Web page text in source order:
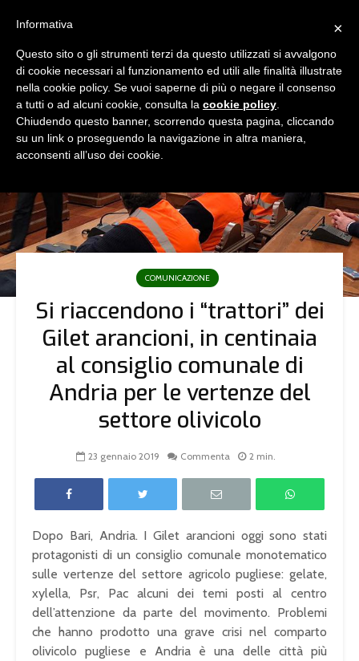
COMUNICAZIONE
Si riaccendono i “trattori” dei
Gilet arancioni, in centinaia
al consiglio comunale di
Andria per le vertenze del
settore olivicolo
23 gennaio 2019 Commenta 2 min.
Dopo Bari, Andria. I Gilet arancioni oggi sono stati
protagonisti di un consiglio comunale monotematico
sulle vertenze del settore agricolo pugliese: gelate,
xylella, Psr, Pac alcuni dei temi posti al centro
dell’attenzione da parte del movimento. Problemi
che hanno prodotto una grave crisi nel comparto
olivicolo pugliese e Andria è una delle città più
×
Informativa
Questo sito o gli strumenti terzi da questo utilizzati si avvalgono
di cookie necessari al funzionamento ed utili alle finalità illustrate
nella cookie policy. Se vuoi saperne di più o negare il consenso
a tutti o ad alcuni cookie, consulta la cookie policy
Chiudendo questo banner, scorrendo questa pagina, cliccando
su un link o proseguendo la navigazione in altra maniera,
acconsenti all’uso dei cookie.